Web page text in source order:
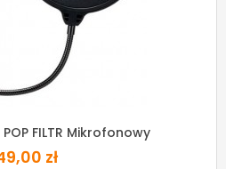
POP FILTR Mikrofonowy
zł